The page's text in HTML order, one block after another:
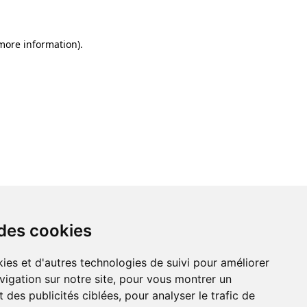
cookies
et d'autres technologies de suivi pour améliorer
sur notre site, pour vous montrer un
des publicités ciblées, pour analyser le trafic de
information).